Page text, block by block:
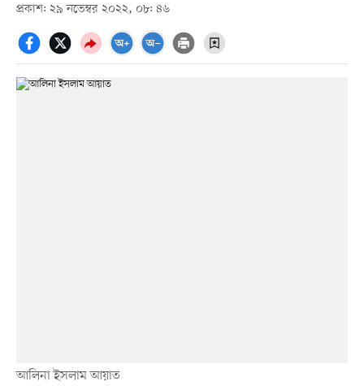
প্রকাশ: ২৯ নভেম্বর ২০২২, ০৮: ৪৬
আলিনা ইসলাম আয়াত